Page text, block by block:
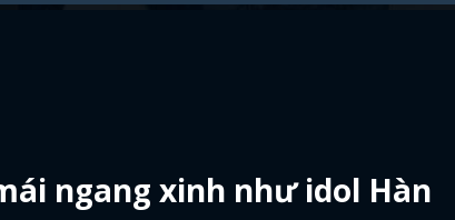
ngang xinh như idol Hàn